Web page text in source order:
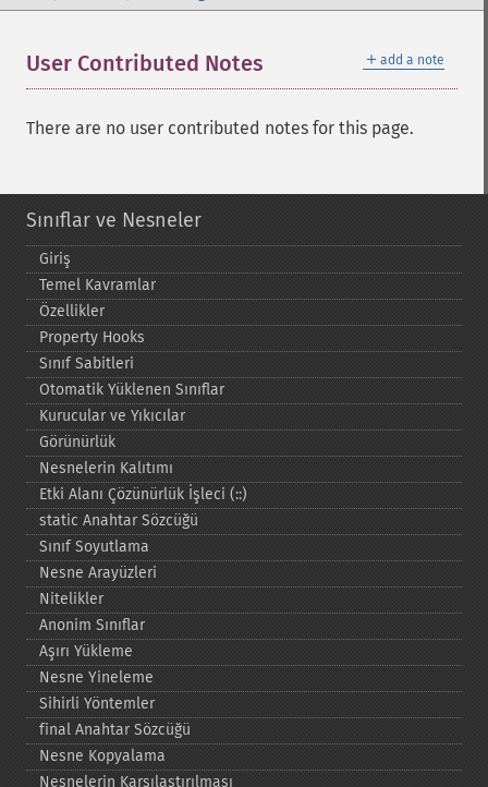
＋ add a note
User Contributed Notes
There are no user contributed notes for this page.
Sınıflar ve Nesneler
Giriş
Temel Kavramlar
Özellikler
Property Hooks
Sınıf Sabitleri
Otomatik Yüklenen Sınıflar
Kurucular ve Yıkıcılar
Görünürlük
Nesnelerin Kalıtımı
Etki Alanı Çözünürlük İşleci (::)
static Anahtar Sözcüğü
Sınıf Soyutlama
Nesne Arayüzleri
Nitelikler
Anonim Sınıflar
Aşırı Yükleme
Nesne Yineleme
Sihirli Yöntemler
final Anahtar Sözcüğü
Nesne Kopyalama
Nesnelerin Karşılaştırılması